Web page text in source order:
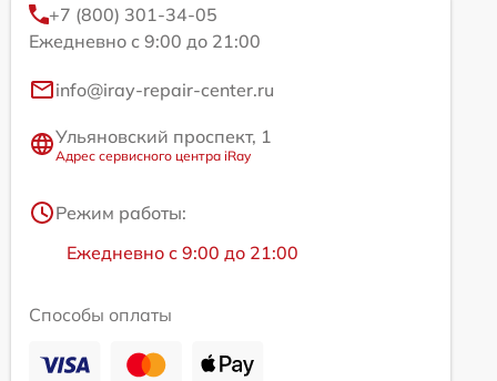
+7 (800) 301-34-05
Ежедневно с 9:00 до 21:00
info@iray-repair-center.ru
Ульяновский проспект, 1
Адрес сервисного центра iRay
Режим работы:
Ежедневно с 9:00 до 21:00
Способы оплаты